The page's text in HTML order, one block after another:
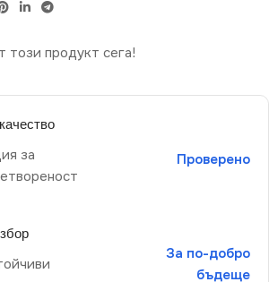
този продукт сега!
за
Проверено
За по-добро
бъдеще